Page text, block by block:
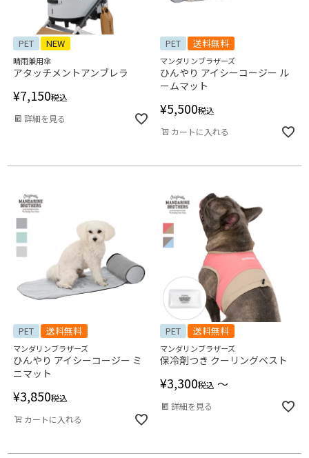
PET NEW
晴雨兼用傘
アタッチメントアンブレラ
¥7,150税込
詳細を見る
PET 送料無料
マンダリンブラザーズ
ひんやり アイシーコージー ル
ームマット
¥5,500税込
カートに入れる
PET 送料無料
マンダリンブラザーズ
ひんやり アイシーコージー ミ
ニマット
¥3,850税込
カートに入れる
PET 送料無料
マンダリンブラザーズ
保冷剤つき クーリングベスト
¥3,300税込 〜
詳細を見る